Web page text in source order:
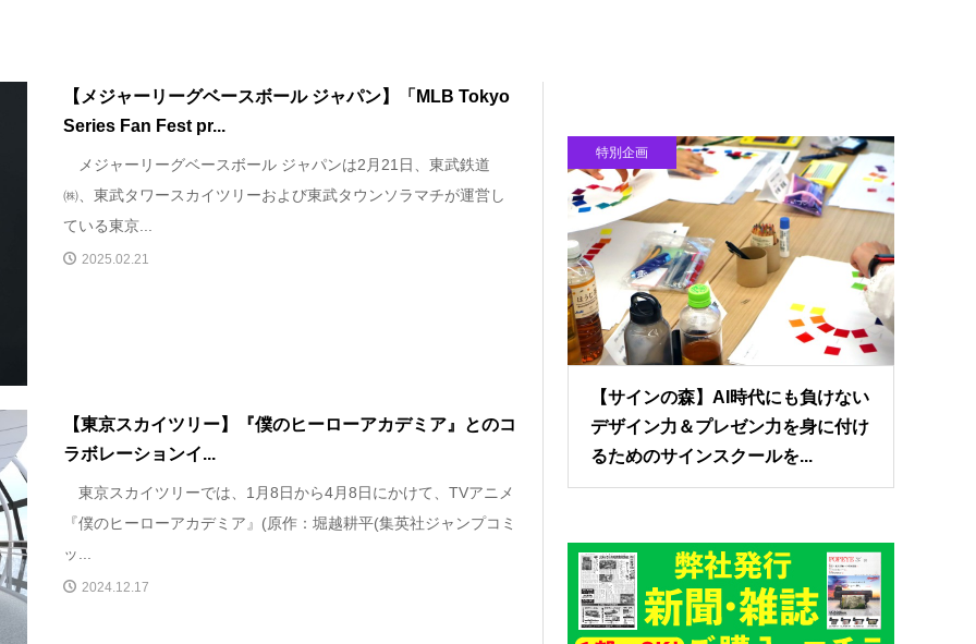
【メジャーリーグベースボール ジャパン】「MLB Tokyo
Series Fan Fest pr...
メジャーリーグベースボール ジャパンは2月21日、東武鉄道
㈱、東武タワースカイツリーおよび東武タウンソラマチが運営し
ている東京...
2025.02.21
【東京スカイツリー】『僕のヒーローアカデミア』とのコ
ラボレーションイ...
東京スカイツリーでは、1月8日から4月8日にかけて、TVアニメ
『僕のヒーローアカデミア』(原作：堀越耕平(集英社ジャンプコミ
ッ...
2024.12.17
特別企画
【サインの森】AI時代にも負けない
デザイン力＆プレゼン力を身に付け
るためのサインスクールを...